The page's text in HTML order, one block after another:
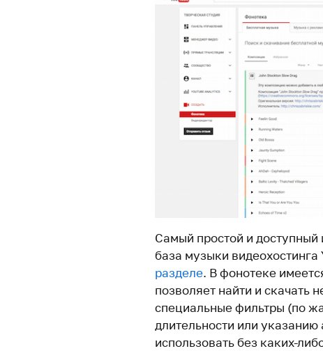
Самый простой и
база музыки
разделе. В фонотеке
позволяет найти и скачать
специальные фильтры (по
длительности или
использовать без каких-